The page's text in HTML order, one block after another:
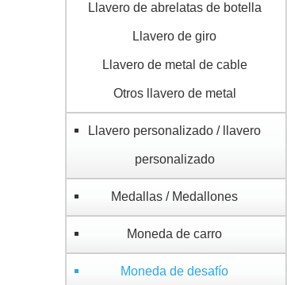
Llavero de abrelatas de botella
Llavero de giro
Llavero de metal de cable
Otros llavero de metal
Llavero personalizado / llavero
personalizado
Medallas / Medallones
Moneda de carro
Moneda de desafío